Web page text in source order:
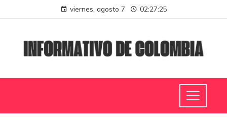
viernes, agosto 7 02:27:25